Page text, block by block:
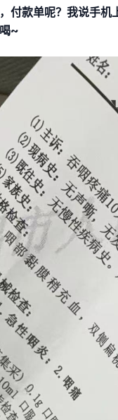
付款单呢？我说手
~